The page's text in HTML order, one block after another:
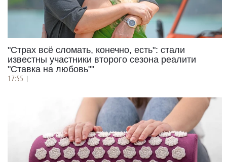
"Страх всё сломать, конечно, есть": стали
известны участники второго сезона реалити
"Ставка на любовь""
17:55